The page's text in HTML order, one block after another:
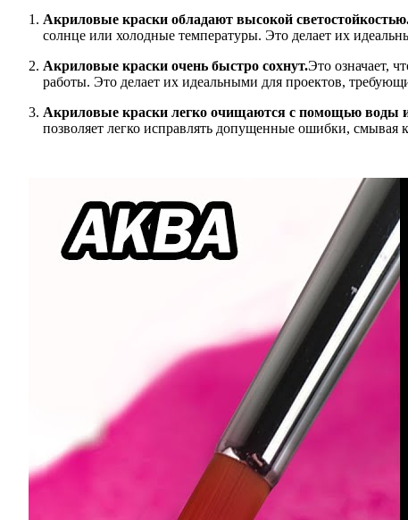
Акриловые краски обладают высокой
солнце или холодные температуры. Это делает их
Акриловые краски очень быстро сохнут.Это означает,
работы. Это делает их идеальными для проектов,
Акриловые краски легко очищаются с помощью воды
позволяет легко исправлять допущенные ошибки,